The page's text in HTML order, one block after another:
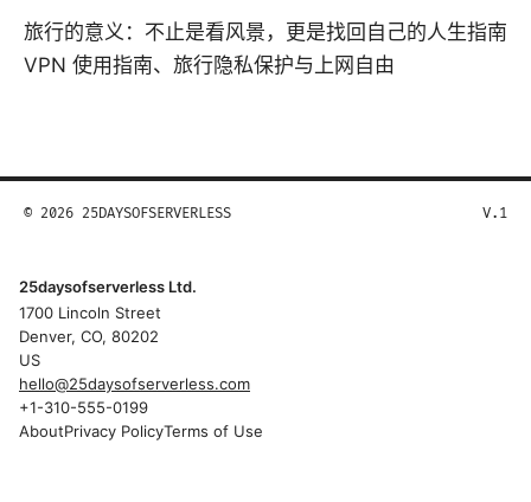
旅行的意义：不止是看风景，更是找回自己的人生指南
VPN 使用指南、旅行隐私保护与上网自由
© 2026 25DAYSOFSERVERLESS V.1
25daysofserverless Ltd.
1700 Lincoln Street
Denver, CO, 80202
US
hello@25daysofserverless.com
+1-310-555-0199
AboutPrivacy PolicyTerms of Use